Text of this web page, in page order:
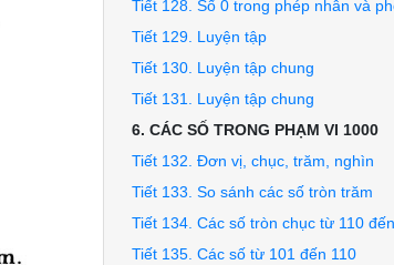
Tiết 128. Số 0 trong phép nhân và
Tiết 129. Luyện tập
Tiết 130. Luyện tập chung
Tiết 131. Luyện tập chung
6. CÁC SỐ TRONG PHẠM VI 1000
Tiết 132. Đơn vị, chục, trăm, nghìn
Tiết 133. So sánh các số tròn trăm
Tiết 134. Các số tròn chục từ 110
Tiết 135. Các số từ 101 đến 110